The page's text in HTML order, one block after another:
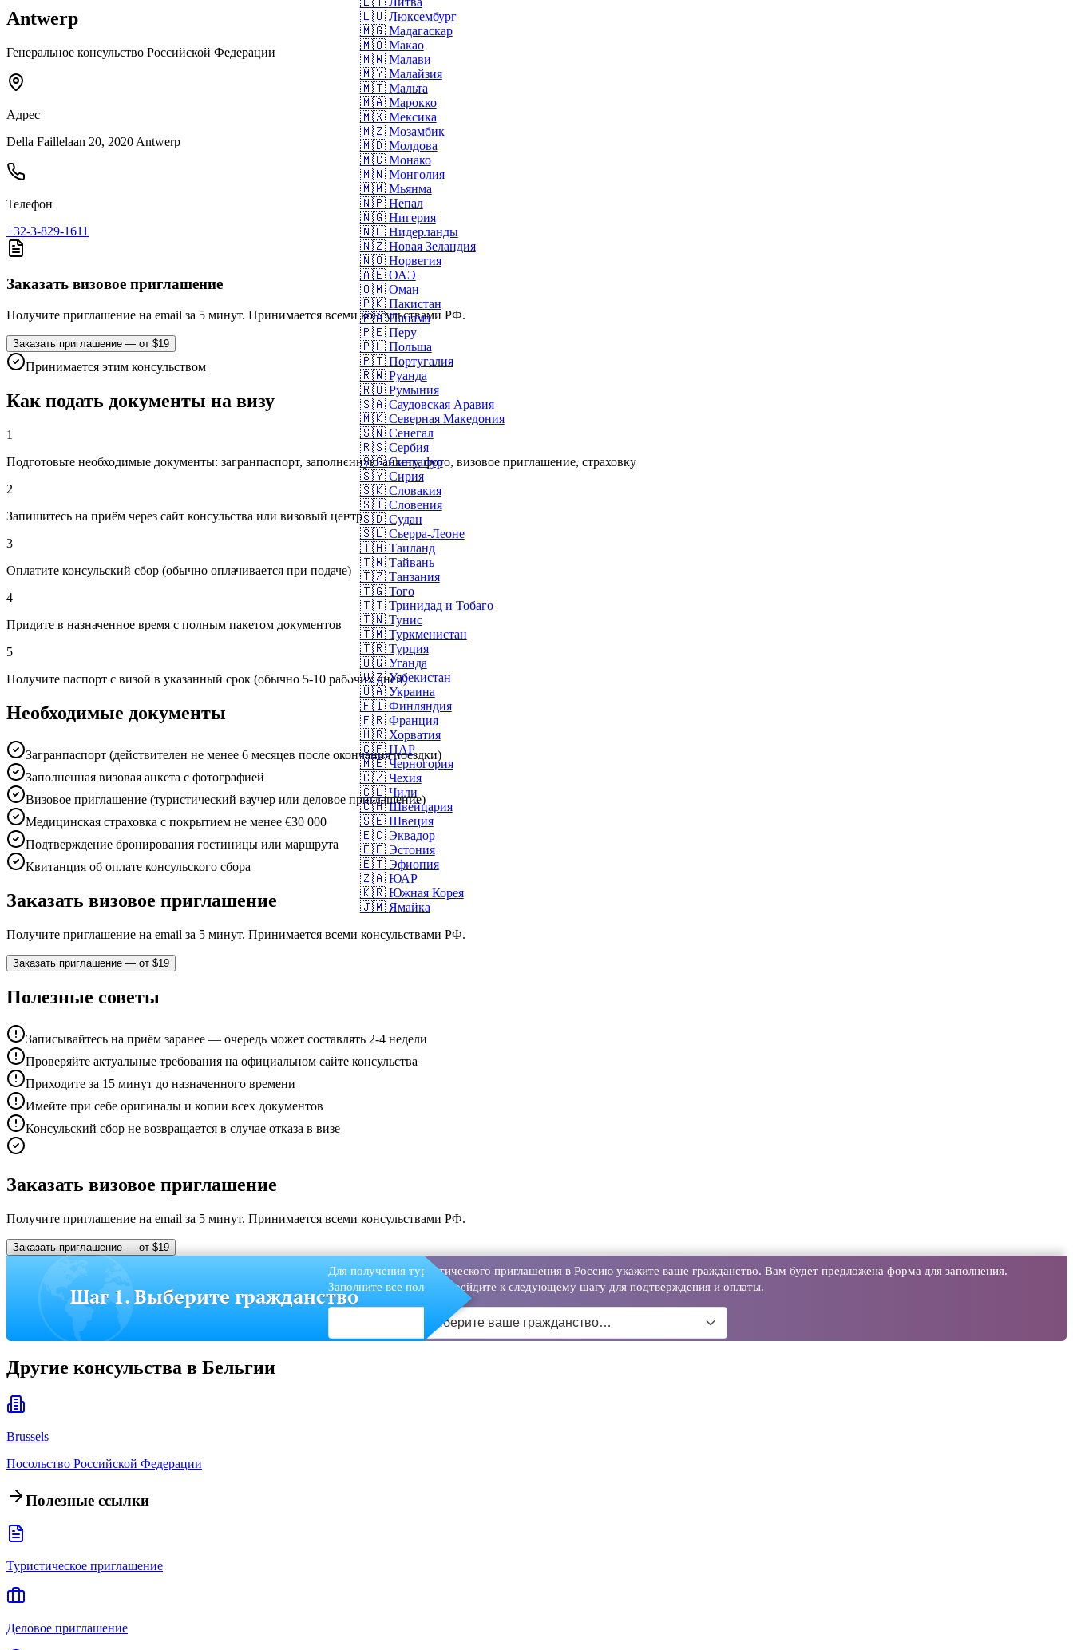
🇱🇺 Люксембург
🇲🇬 Мадагаскар
🇲🇴 Макао
🇲🇼 Малави
🇲🇾 Малайзия
🇲🇹 Мальта
🇲🇦 Марокко
🇲🇽 Мексика
🇲🇿 Мозамбик
🇲🇩 Молдова
🇲🇨 Монако
🇲🇳 Монголия
🇲🇲 Мьянма
🇳🇵 Непал
🇳🇬 Нигерия
🇳🇱 Нидерланды
🇳🇿 Новая Зеландия
🇳🇴 Норвегия
🇦🇪 ОАЭ
🇴🇲 Оман
🇵🇰 Пакистан
🇵🇦 Панама
🇵🇪 Перу
🇵🇱 Польша
🇵🇹 Португалия
🇷🇼 Руанда
🇷🇴 Румыния
🇸🇦 Саудовская Аравия
🇲🇰 Северная Македония
🇸🇳 Сенегал
🇷🇸 Сербия
🇸🇬 Сингапур
🇸🇾 Сирия
🇸🇰 Словакия
🇸🇮 Словения
🇸🇩 Судан
🇸🇱 Сьерра-Леоне
🇹🇭 Таиланд
🇹🇼 Тайвань
🇹🇿 Танзания
🇹🇬 Того
🇹🇹 Тринидад и Тобаго
🇹🇳 Тунис
🇹🇲 Туркменистан
🇹🇷 Турция
🇺🇬 Уганда
🇺🇿 Узбекистан
🇺🇦 Украина
🇫🇮 Финляндия
🇫🇷 Франция
🇭🇷 Хорватия
🇨🇫 ЦАР
🇲🇪 Черногория
🇨🇿 Чехия
🇨🇱 Чили
🇨🇭 Швейцария
🇸🇪 Швеция
🇪🇨 Эквадор
🇪🇪 Эстония
🇪🇹 Эфиопия
🇿🇦 ЮАР
🇰🇷 Южная Корея
🇯🇲 Ямайка
Antwerp
Генеральное консульство Российской Федерации
Адрес
Della Faillelaan 20, 2020 Antwerp
Телефон
+32-3-829-1611
Заказать визовое приглашение
Получите приглашение на email за 5 минут. Принимается всеми консульствами РФ.
Заказать приглашение — от $19
Принимается этим консульством
Как подать документы на визу
1
Подготовьте необходимые документы: загранпаспорт, заполненную анкету, фото, визовое приглашение, страховку
2
Запишитесь на приём через сайт консульства или визовый центр
3
Оплатите консульский сбор (обычно оплачивается при подаче)
4
Придите в назначенное время с полным пакетом документов
5
Получите паспорт с визой в указанный срок (обычно 5-10 рабочих дней)
Необходимые документы
Загранпаспорт (действителен не менее 6 месяцев после окончания поездки)
Заполненная визовая анкета с фотографией
Визовое приглашение (туристический ваучер или деловое приглашение)
Медицинская страховка с покрытием не менее €30 000
Подтверждение бронирования гостиницы или маршрута
Квитанция об оплате консульского сбора
Заказать визовое приглашение
Получите приглашение на email за 5 минут. Принимается всеми консульствами РФ.
Заказать приглашение — от $19
Полезные советы
Записывайтесь на приём заранее — очередь может составлять 2-4 недели
Проверяйте актуальные требования на официальном сайте консульства
Приходите за 15 минут до назначенного времени
Имейте при себе оригиналы и копии всех документов
Консульский сбор не возвращается в случае отказа в визе
Заказать визовое приглашение
Получите приглашение на email за 5 минут. Принимается всеми консульствами РФ.
Заказать приглашение — от $19
Шаг 1. Выберите гражданство
Для получения туристического приглашения в Россию укажите ваше гражданство. Вам будет предложена форма для заполнения.
Заполните все поля и перейдите к следующему шагу для подтверждения и оплаты.
Выберите ваше гражданство…
Другие консульства в Бельгии
Brussels
Посольство Российской Федерации
Полезные ссылки
Туристическое приглашение
Деловое приглашение